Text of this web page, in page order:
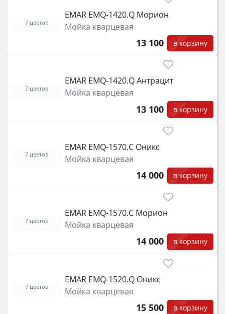
EMAR EMQ-1420.Q Морион
Мойка кварцевая
13 100 в корзину
7 цветов
EMAR EMQ-1420.Q Антрацит
Мойка кварцевая
13 100 в корзину
7 цветов
EMAR EMQ-1570.C Оникс
Мойка кварцевая
14 000 в корзину
7 цветов
EMAR EMQ-1570.C Морион
Мойка кварцевая
14 000 в корзину
7 цветов
EMAR EMQ-1520.Q Оникс
Мойка кварцевая
15 500 в корзину
7 цветов